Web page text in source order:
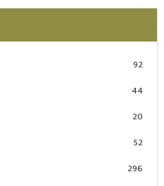
92
44
20
52
296